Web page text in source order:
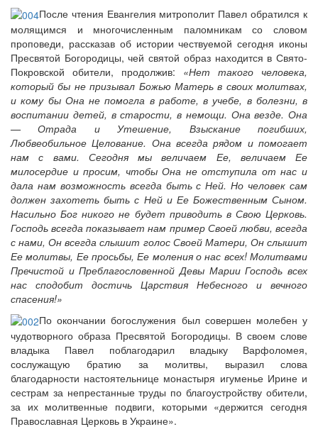
После чтения Евангелия митрополит Павел обратился к
молящимся и многочисленным паломникам со словом
проповеди, рассказав об истории чествуемой сегодня иконы
Пресвятой Богородицы, чей святой образ находится в Свято-
Покровской обители, продолжив: «Нет такого человека,
который бы не призывал Божью Матерь в своих молитвах,
и кому бы Она не помогла в работе, в учебе, в болезни, в
воспитании детей, в старости, в немощи. Она везде. Она
— Отрада и Утешение, Взыскание погибших,
Любвеобильное Целование. Она всегда рядом и помогает
нам с вами. Сегодня мы величаем Ее, величаем Ее
милосердие и просим, чтобы Она не отступила от нас и
дала нам возможность всегда быть с Ней. Но человек сам
должен захотеть быть с Ней и Ее Божественным Сыном.
Насильно Бог никого не будет приводить в Свою Церковь.
Господь всегда показывает нам пример Своей любви, всегда
с нами, Он всегда слышит голос Своей Матери, Он слышит
Ее молитвы, Ее просьбы, Ее моления о нас всех! Молитвами
Пречистой и Преблагословенной Девы Марии Господь всех
нас сподобит достичь Царствия Небесного и вечного
спасения!»
По окончании богослужения был совершен молебен у
чудотворного образа Пресвятой Богородицы. В своем слове
владыка Павел поблагодарил владыку Варфоломея,
сослужащую братию за молитвы, выразил слова
благодарности настоятельнице монастыря игуменье Ирине и
сестрам за непрестанные труды по благоустройству обители,
за их молитвенные подвиги, которыми «держится сегодня
Православная Церковь в Украине».